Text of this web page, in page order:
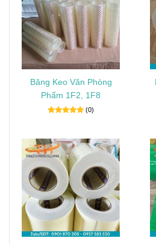
Băng Keo Văn Phòng
Phẩm 1F2, 1F8
(0)